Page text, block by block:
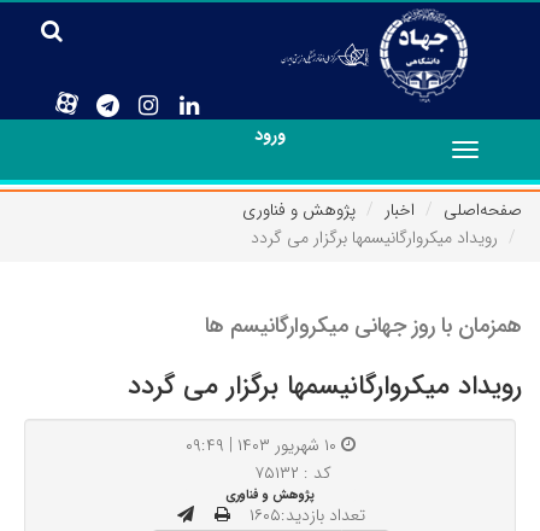
ورود
Toggle
navigation
صفحه‌اصلی
اخبار
پژوهش و فناوری
رویداد میکروارگانیسمها برگزار می گردد
همزمان با روز جهانی میکروارگانیسم ها
رویداد میکروارگانیسمها برگزار می گردد
کد : ۷۵۱۳۲
پژوهش و فناوری
تعداد بازدید:۱۶۰۵